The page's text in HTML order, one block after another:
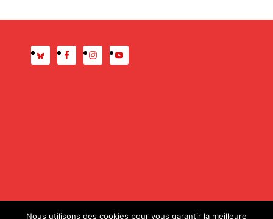
Presse Mentions légales
Nous utilisons des cookies pour vous garantir la meilleure